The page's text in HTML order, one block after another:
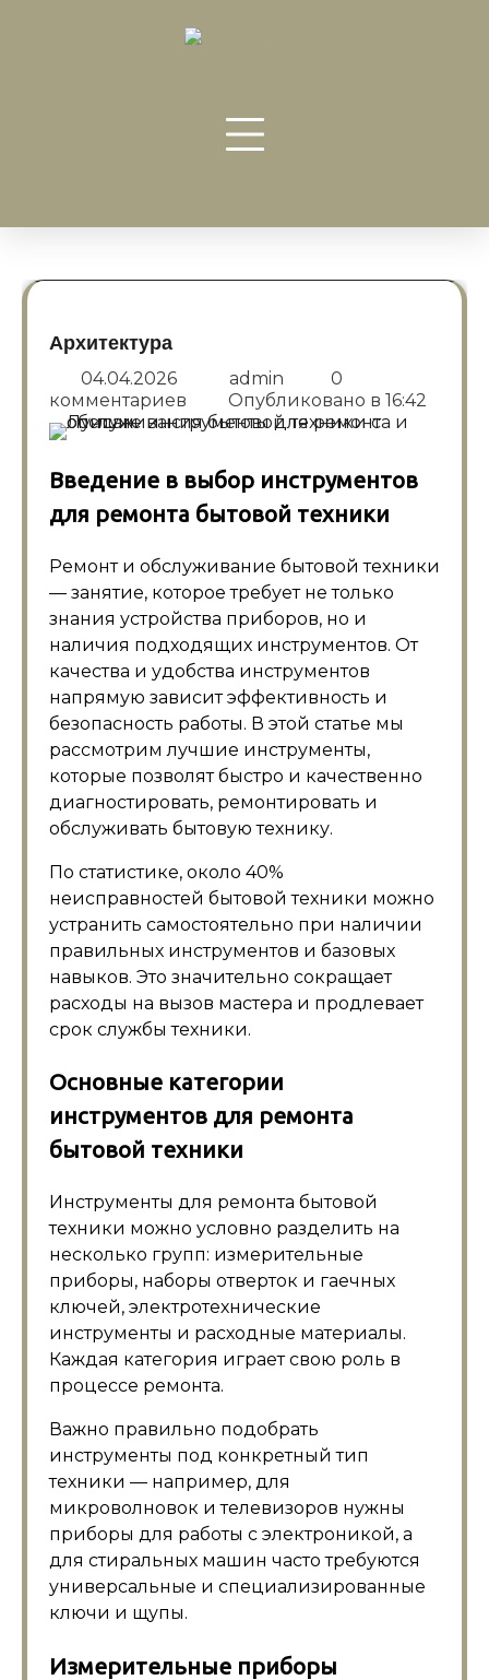
Архитектура
04.04.2026 admin
0
комментариев
Опубликовано в 16:42
Введение в выбор инструментов
для ремонта бытовой техники
Ремонт и обслуживание бытовой техники
— занятие, которое требует не только
знания устройства приборов, но и
наличия подходящих инструментов. От
качества и удобства инструментов
напрямую зависит эффективность и
безопасность работы. В этой статье мы
рассмотрим лучшие инструменты,
которые позволят быстро и качественно
диагностировать, ремонтировать и
обслуживать бытовую технику.
По статистике, около 40%
неисправностей бытовой техники можно
устранить самостоятельно при наличии
правильных инструментов и базовых
навыков. Это значительно сокращает
расходы на вызов мастера и продлевает
срок службы техники.
Основные категории
инструментов для ремонта
бытовой техники
Инструменты для ремонта бытовой
техники можно условно разделить на
несколько групп: измерительные
приборы, наборы отверток и гаечных
ключей, электротехнические
инструменты и расходные материалы.
Каждая категория играет свою роль в
процессе ремонта.
Важно правильно подобрать
инструменты под конкретный тип
техники — например, для
микроволновок и телевизоров нужны
приборы для работы с электроникой, а
для стиральных машин часто требуются
универсальные и специализированные
ключи и щупы.
Измерительные приборы